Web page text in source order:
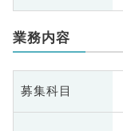
業務内容
募集科目